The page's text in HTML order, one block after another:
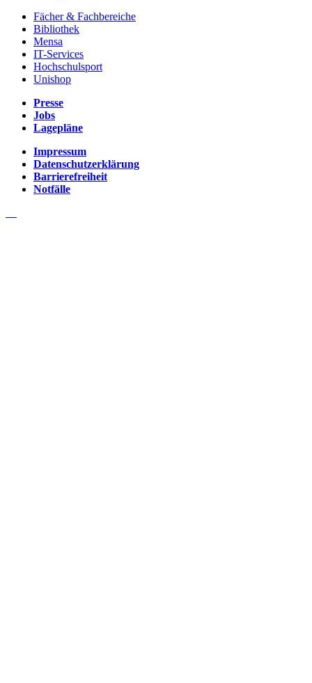
Fächer & Fachbereiche
Bibliothek
Mensa
IT-Services
Hochschulsport
Unishop
Presse
Jobs
Lagepläne
Impressum
Datenschutzerklärung
Barrierefreiheit
Notfälle